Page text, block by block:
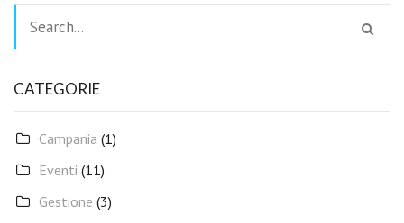
CATEGORIE
Campania (1)
Eventi (11)
Gestione (3)